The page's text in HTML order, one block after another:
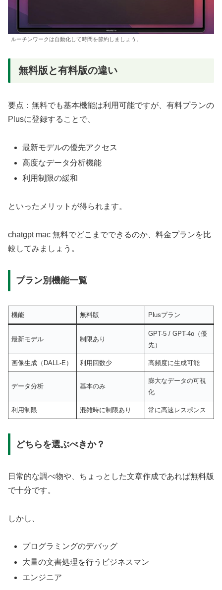
ルーチンワークは自動化して時間を節約しましょう。
無料版と有料版の違い
要点：無料でも基本機能は利用可能ですが、有料プランの
Plusに登録することで、
最新モデルの優先アクセス
高度なデータ分析機能
利用制限の緩和
といったメリットが得られます。
chatgpt mac 無料でどこまでできるのか、料金プランを比
較してみましょう。
プラン別機能一覧
機能 無料版 Plusプラン
最新モデル 制限あり
GPT-5 / GPT-4o（優
先）
画像生成（DALL-E） 利用回数少 高頻度に生成可能
データ分析 基本のみ
膨大なデータの可視
化
利用制限 混雑時に制限あり 常に高速レスポンス
どちらを選ぶべきか？
日常的な調べ物や、ちょっとした文章作成であれば無料版
で十分です。
しかし、
プログラミングのデバッグ
大量の文書処理を行うビジネスマン
エンジニア